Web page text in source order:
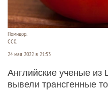
Помидор.
СС0.
24 мая 2022 в 21:53
Английские ученые
вывели трансгенные